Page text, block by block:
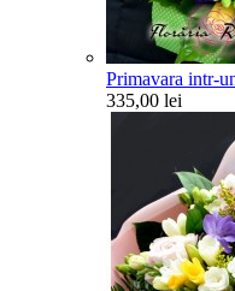
Primavara intr-
335,00 lei